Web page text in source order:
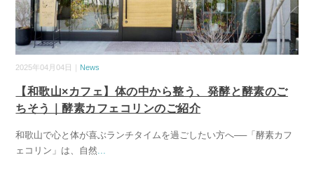
2025年04月04日｜ News
【和歌山×カフェ】体の中から整う、発酵と酵素のご
ちそう｜酵素カフェコリンのご紹介
和歌山で心と体が喜ぶランチタイムを過ごしたい方へ──「酵素カフ
ェコリン」は、自然